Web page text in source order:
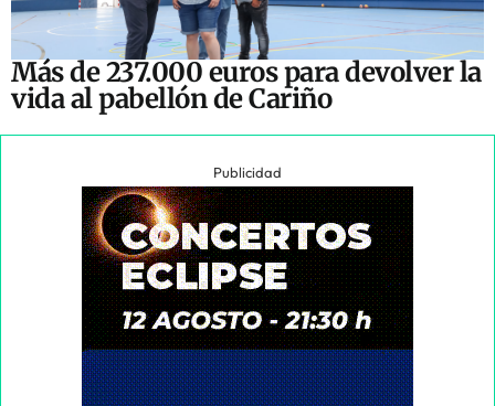
Más de 237.000 euros para devolver la
vida al pabellón de Cariño
Publicidad